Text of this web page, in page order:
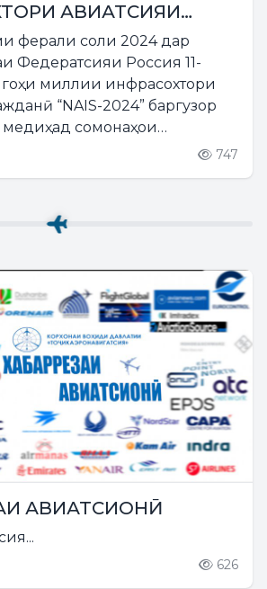
АВИАТСИЯИ
2024”
ферали соли 2024 дар
Федератсияи Россия 11-
миллии инфрасохтори
“NAIS-2024” баргузор
медиҳад сомонаҳои
747
АВИАТСИОНӢ
626